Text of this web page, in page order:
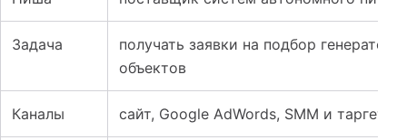
Задача
получать заявки на подбор
объектов
Каналы сайт, Google AdWords, SMM и